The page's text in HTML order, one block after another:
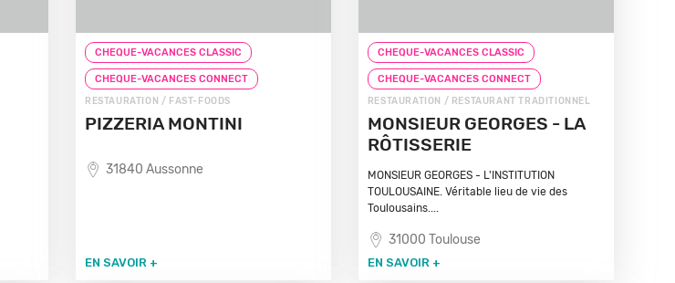
CHEQUE-VACANCES CLASSIC
CHEQUE-VACANCES CONNECT
RESTAURATION / FAST-FOODS
PIZZERIA MONTINI
31840 Aussonne
EN SAVOIR +
CHEQUE-VACANCES CLASSIC
CHEQUE-VACANCES CONNECT
RESTAURATION / RESTAURANT TRADITIONNEL
MONSIEUR GEORGES - LA
RÔTISSERIE
MONSIEUR GEORGES - L'INSTITUTION
TOULOUSAINE. Véritable lieu de vie des
Toulousains....
31000 Toulouse
EN SAVOIR +